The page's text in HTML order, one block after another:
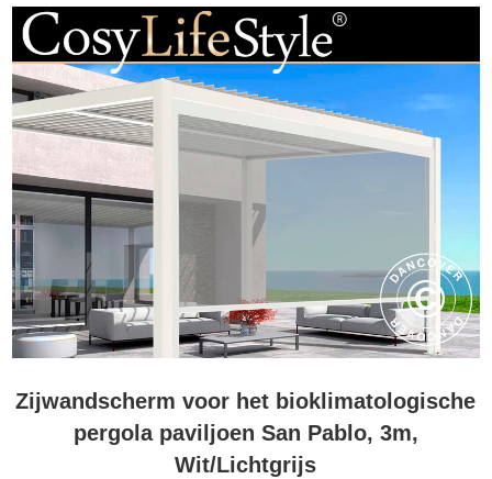
Zijwandscherm voor het bioklimatologische
pergola paviljoen San Pablo, 3m,
Wit/Lichtgrijs